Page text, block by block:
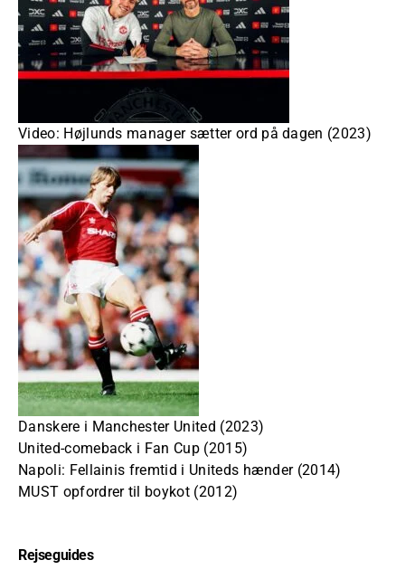
Video: Højlunds manager sætter ord på dagen (2023)
Danskere i Manchester United (2023)
United-comeback i Fan Cup (2015)
Napoli: Fellainis fremtid i Uniteds hænder (2014)
MUST opfordrer til boykot (2012)
Rejseguides